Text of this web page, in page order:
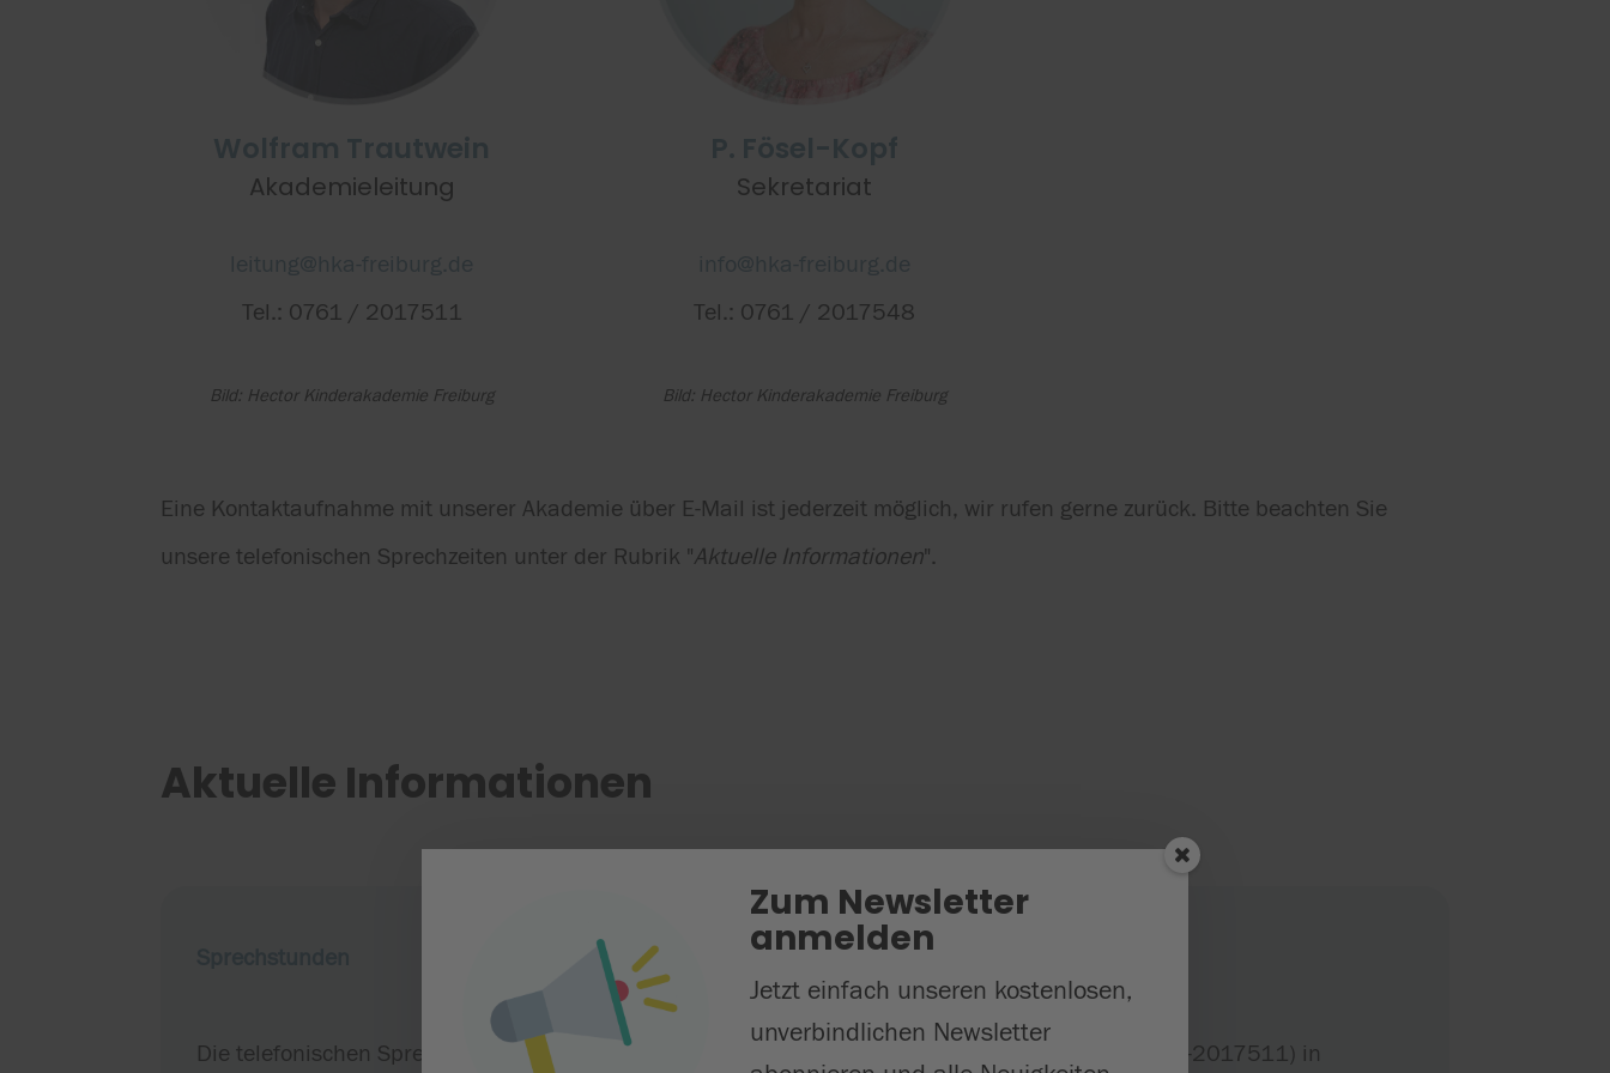
Akademieleitung
Tel.: 0761 / 2017511
Bild: Hector Kinderakademie Freiburg
Sekretariat
Tel.: 0761 / 2017548
Bild: Hector Kinderakademie Freiburg
Eine Kontaktaufnahme mit unserer Akademie über E-Mail ist jederzeit möglich, wir rufen gerne zurück. Bitte beachten Sie
unsere telefonischen Sprechzeiten unter der Rubrik "Aktuelle Informationen".
Aktuelle Informationen
Die telefonischen Sprechzeiten der Akademieleitung finden unter folgender Telefonnummer (0761-2017511) in
Zum Newsletter
anmelden
Jetzt einfach unseren kostenlosen,
unverbindlichen Newsletter